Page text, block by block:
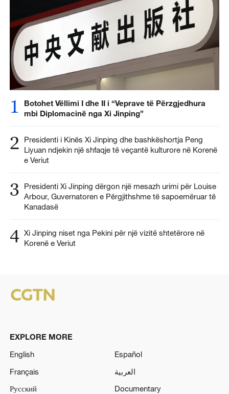
1
Botohet Vëllimi I dhe II i “Veprave të Përzgjedhura
mbi Diplomacinë nga Xi Jinping”
2
Presidenti i Kinës Xi Jinping dhe bashkëshortja Peng
Liyuan ndjekin një shfaqje të veçantë kulturore në Korenë
e Veriut
3
Presidenti Xi Jinping dërgon një mesazh urimi për Louise
Arbour, Guvernatoren e Përgjithshme të sapoemëruar të
Kanadasë
4 Xi Jinping niset nga Pekini për një vizitë shtetërore në
Korenë e Veriut
EXPLORE MORE
English
Español
Français
العربية
Русский
Documentary